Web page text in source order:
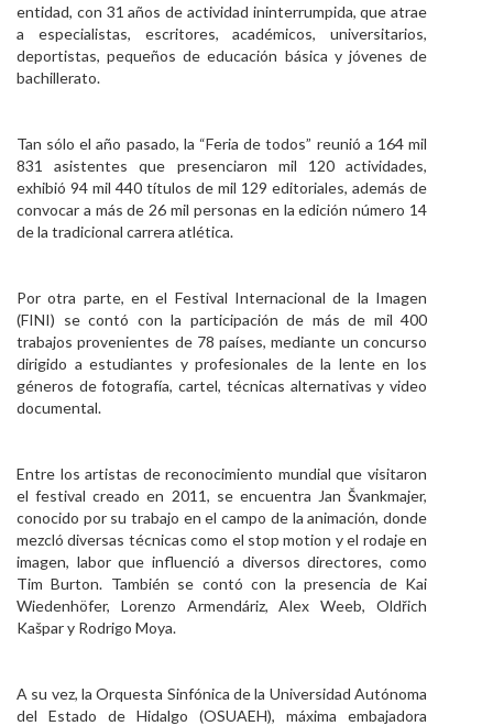
entidad, con 31 años de actividad ininterrumpida, que atrae
a especialistas, escritores, académicos, universitarios,
deportistas, pequeños de educación básica y jóvenes de
bachillerato.
Tan sólo el año pasado, la “Feria de todos” reunió a 164 mil
831 asistentes que presenciaron mil 120 actividades,
exhibió 94 mil 440 títulos de mil 129 editoriales, además de
convocar a más de 26 mil personas en la edición número 14
de la tradicional carrera atlética.
Por otra parte, en el Festival Internacional de la Imagen
(FINI) se contó con la participación de más de mil 400
trabajos provenientes de 78 países, mediante un concurso
dirigido a estudiantes y profesionales de la lente en los
géneros de fotografía, cartel, técnicas alternativas y video
documental.
Entre los artistas de reconocimiento mundial que visitaron
el festival creado en 2011, se encuentra Jan Švankmajer,
conocido por su trabajo en el campo de la animación, donde
mezcló diversas técnicas como el stop motion y el rodaje en
imagen, labor que influenció a diversos directores, como
Tim Burton. También se contó con la presencia de Kai
Wiedenhöfer, Lorenzo Armendáriz, Alex Weeb, Oldřich
Kašpar y Rodrigo Moya.
A su vez, la Orquesta Sinfónica de la Universidad Autónoma
del Estado de Hidalgo (OSUAEH), máxima embajadora